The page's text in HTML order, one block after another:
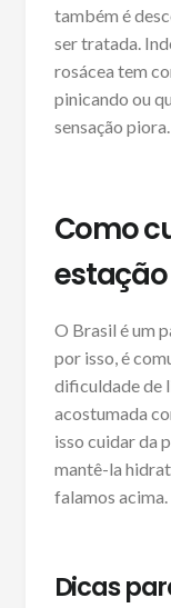
também é
ser tratada.
rosácea tem
pinicando ou
sensação piora.
Como
estação
O Brasil é um
por isso, é
dificuldade de
acostumada
isso cuidar da
mantê-la
falamos acima.
Dicas